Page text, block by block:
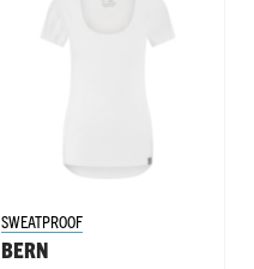
SWEATPROOF
BERN